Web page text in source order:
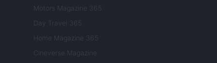
Motors Magazine 365
Day Travel 365
Home Magazine 365
Cineverse Magazine